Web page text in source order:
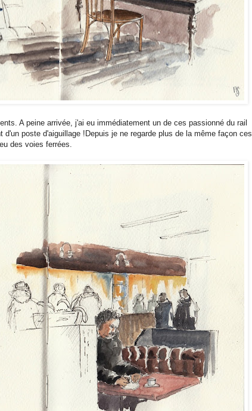
A peine arrivée, j'ai eu immédiatement un de ces passionné du rail
d'un poste d'aiguillage !Depuis je ne regarde plus de la même façon ces
des voies ferrées.